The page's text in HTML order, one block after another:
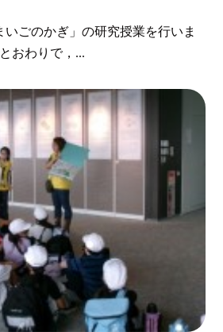
いごのかぎ」の研究授業を行いま
おわりで，...